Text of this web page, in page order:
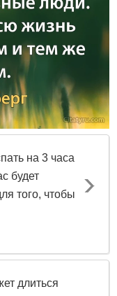
на 3 часа
будет
того, чтобы
длиться